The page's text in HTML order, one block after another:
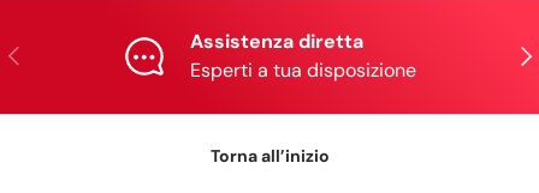
Indietro
Assistenza diretta
Esperti a tua disposizione
Torna all’inizio